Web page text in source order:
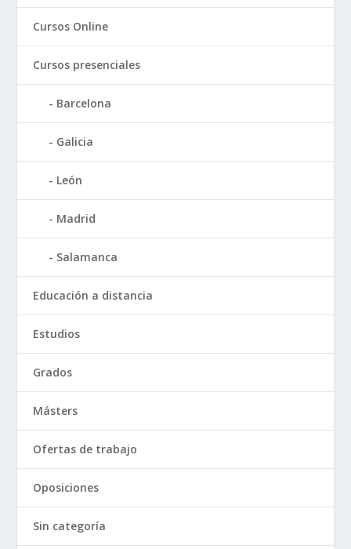
Cursos Online
Cursos presenciales
Barcelona
Galicia
León
Madrid
Salamanca
Educación a distancia
Estudios
Grados
Másters
Ofertas de trabajo
Oposiciones
Sin categoría